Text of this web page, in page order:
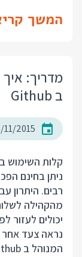
המשך
ב Github
11/2015
רבים. היתרון
מהקהילה
יכולים לעזור
נראה צעד אחר
המנוהל ב Github.